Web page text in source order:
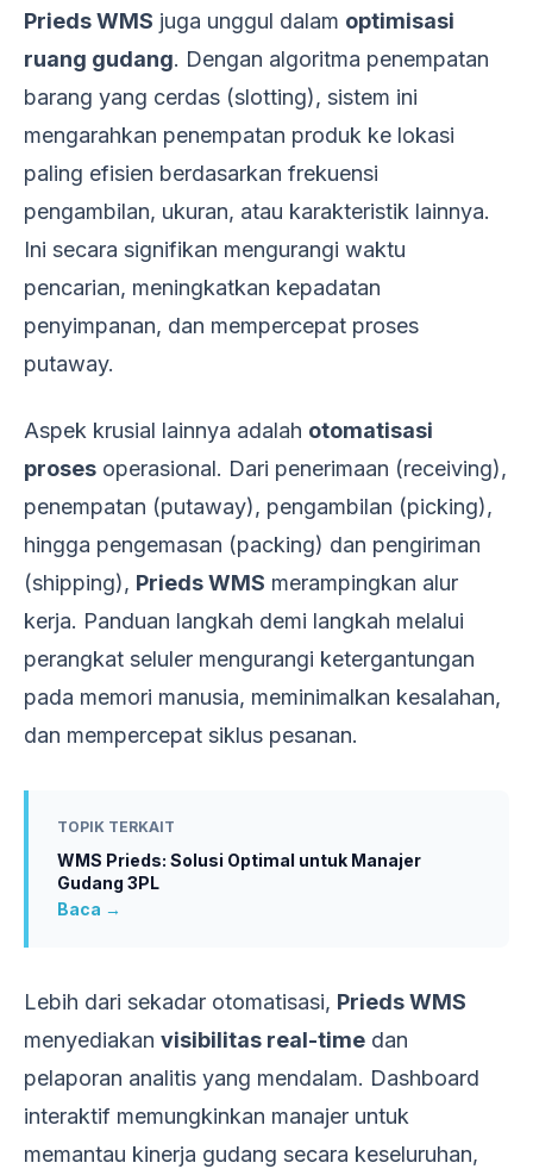
Prieds WMS juga unggul dalam optimisasi
ruang gudang. Dengan algoritma penempatan
barang yang cerdas (slotting), sistem ini
mengarahkan penempatan produk ke lokasi
paling efisien berdasarkan frekuensi
pengambilan, ukuran, atau karakteristik lainnya.
Ini secara signifikan mengurangi waktu
pencarian, meningkatkan kepadatan
penyimpanan, dan mempercepat proses
putaway.
Aspek krusial lainnya adalah otomatisasi
proses operasional. Dari penerimaan (receiving),
penempatan (putaway), pengambilan (picking),
hingga pengemasan (packing) dan pengiriman
(shipping), Prieds WMS merampingkan alur
kerja. Panduan langkah demi langkah melalui
perangkat seluler mengurangi ketergantungan
pada memori manusia, meminimalkan kesalahan,
dan mempercepat siklus pesanan.
TOPIK TERKAIT
WMS Prieds: Solusi Optimal untuk Manajer
Gudang 3PL
Baca →
Lebih dari sekadar otomatisasi, Prieds WMS
menyediakan visibilitas real-time dan
pelaporan analitis yang mendalam. Dashboard
interaktif memungkinkan manajer untuk
memantau kinerja gudang secara keseluruhan,